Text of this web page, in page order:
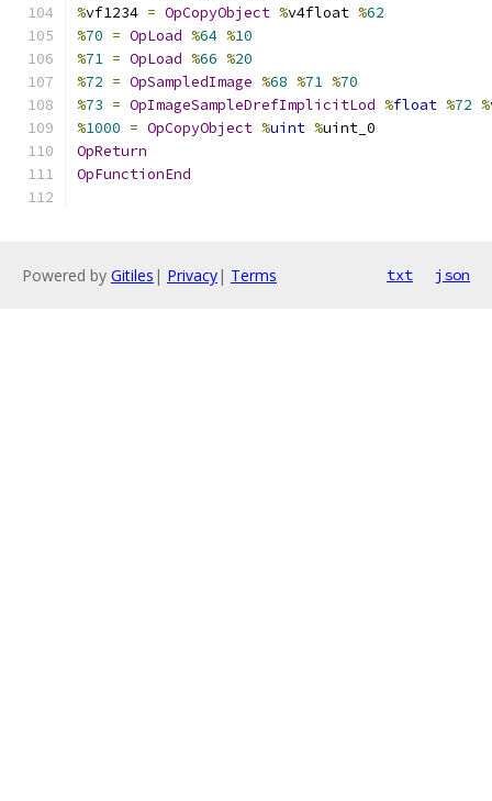
%vf1234 = OpCopyObject %v4float %62
%70 = OpLoad %64 %10
%71 = OpLoad %66 %20
%72 = OpSampledImage %68 %71 %70
%73 = OpImageSampleDrefImplicitLod %float %72 %
%1000 = OpCopyObject %uint %uint_0
OpReturn
OpFunctionEnd
Powered by Gitiles | Privacy| Terms txt json